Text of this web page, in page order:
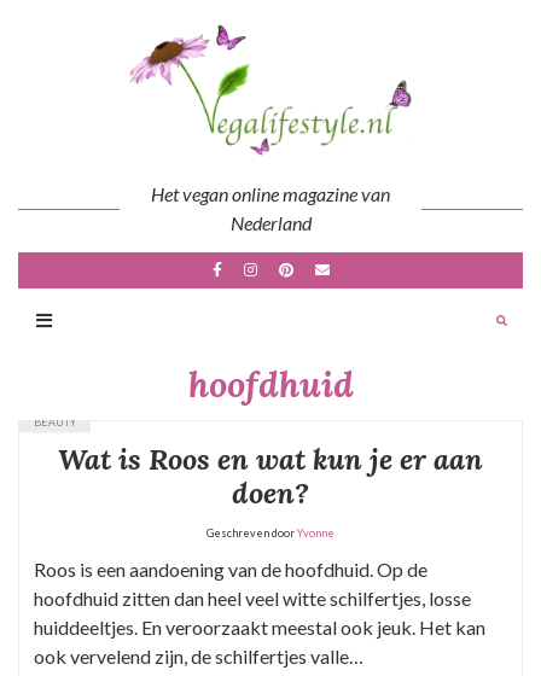
Het vegan online magazine van
Nederland
hoofdhuid
BEAUTY
Wat is Roos en wat kun je er aan
doen?
Geschreven doorYvonne
Roos is een aandoening van de hoofdhuid. Op de
hoofdhuid zitten dan heel veel witte schilfertjes, losse
huiddeeltjes. En veroorzaakt meestal ook jeuk. Het kan
ook vervelend zijn, de schilfertjes valle…